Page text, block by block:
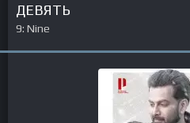
ДЕВЯТЬ
9: Nine